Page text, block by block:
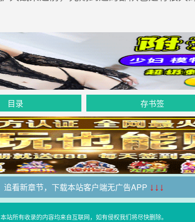
目录 存书签
追看新章节，下载本站客户端无广告APP ↓↓↓
本站所有收录的内容均来自互联网，如有侵权我们将尽快删除。